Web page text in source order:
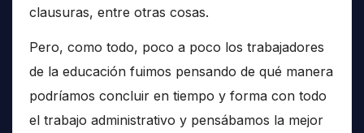
clausuras, entre otras cosas.
Pero, como todo, poco a poco los trabajadores
de la educación fuimos pensando de qué manera
podríamos concluir en tiempo y forma con todo
el trabajo administrativo y pensábamos la mejor